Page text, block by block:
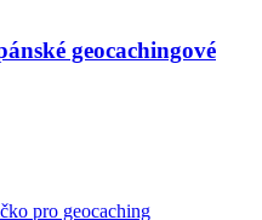
geocachingové